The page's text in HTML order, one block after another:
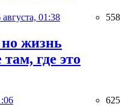
августа, 01:38 558
жизнь
где это
625